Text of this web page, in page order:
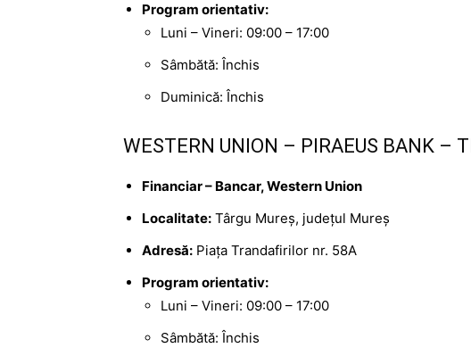
Program orientativ:
Luni – Vineri: 09:00 – 17:00
Sâmbătă: Închis
Duminică: Închis
WESTERN UNION – PIRAEUS BANK –
Financiar – Bancar, Western Union
Localitate: Târgu Mureș, județul Mureș
Adresă: Piața Trandafirilor nr. 58A
Program orientativ:
Luni – Vineri: 09:00 – 17:00
Sâmbătă: Închis